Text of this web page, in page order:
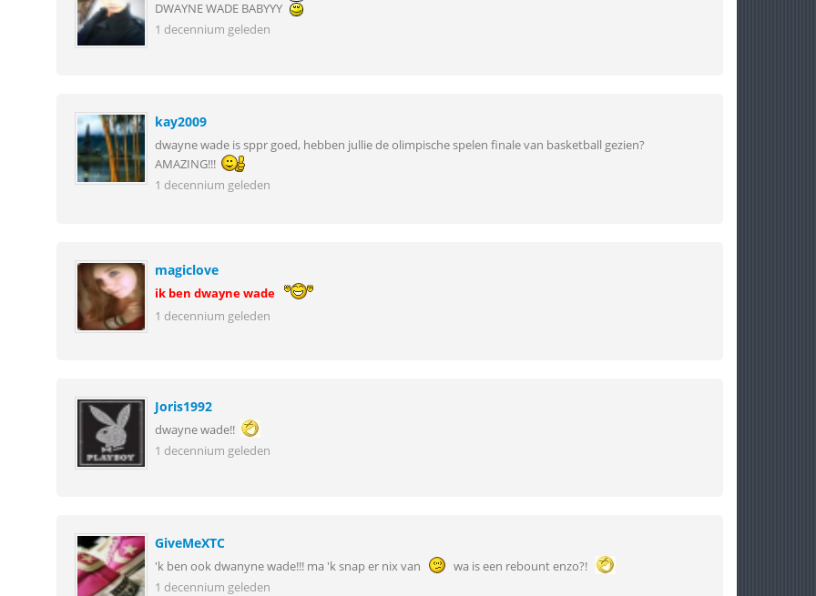
DWAYNE WADE BABYYY
1 decennium geleden
kay2009
dwayne wade is sppr goed, hebben jullie de olimpische spelen finale van basketball gezien?
AMAZING!!!
1 decennium geleden
magiclove
ik ben dwayne wade
1 decennium geleden
Joris1992
dwayne wade!!
1 decennium geleden
GiveMeXTC
'k ben ook dwanyne wade!!! ma 'k snap er nix van
wa is een rebount enzo?!
1 decennium geleden